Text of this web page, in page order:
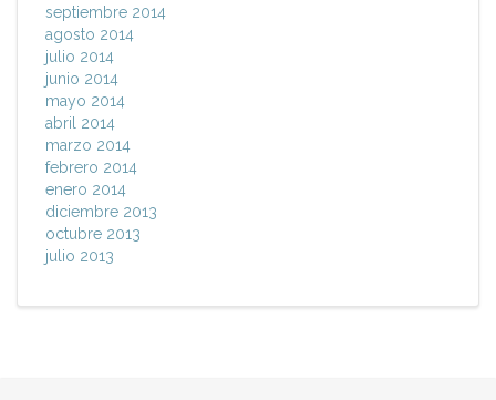
septiembre 2014
agosto 2014
julio 2014
junio 2014
mayo 2014
abril 2014
marzo 2014
febrero 2014
enero 2014
diciembre 2013
octubre 2013
julio 2013